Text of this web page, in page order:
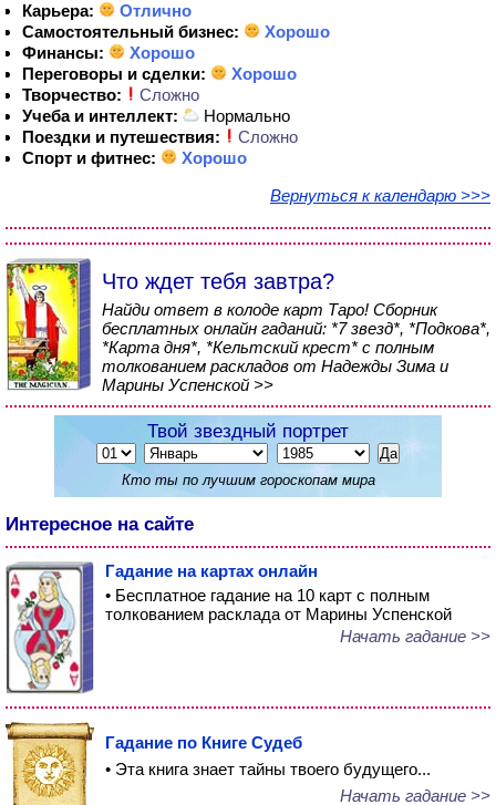
Карьера:
Отлично
Самостоятельный бизнес:
Хорошо
Финансы:
Хорошо
Переговоры и сделки:
Хорошо
Творчество:
Сложно
Учеба и интеллект:
Нормально
Поездки и путешествия:
Сложно
Спорт и фитнес:
Хорошо
Вернуться к календарю >>>
Что ждет тебя завтра?
Найди ответ в колоде карт Таро! Сборник
бесплатных онлайн гаданий: *7 звезд*, *Подкова*,
*Карта дня*, *Кельтский крест* с полным
толкованием раскладов от Надежды Зима и
Марины Успенской >>
Твой звездный портрет
Кто ты по лучшим гороскопам мира
Интересное на сайте
Гадание на картах онлайн
• Бесплатное гадание на 10 карт с полным
толкованием расклада от Марины Успенской
Начать гадание >>
Гадание по Книге Судеб
• Эта книга знает тайны твоего будущего...
Начать гадание >>